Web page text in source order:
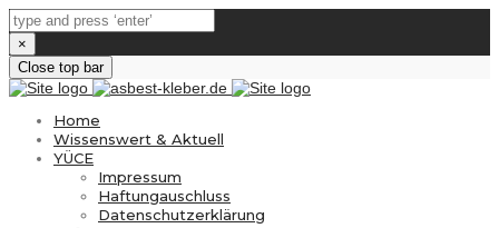
×
Close top bar
Home
Wissenswert & Aktuell
YÜCE
Impressum
Haftungauschluss
Datenschutzerklärung